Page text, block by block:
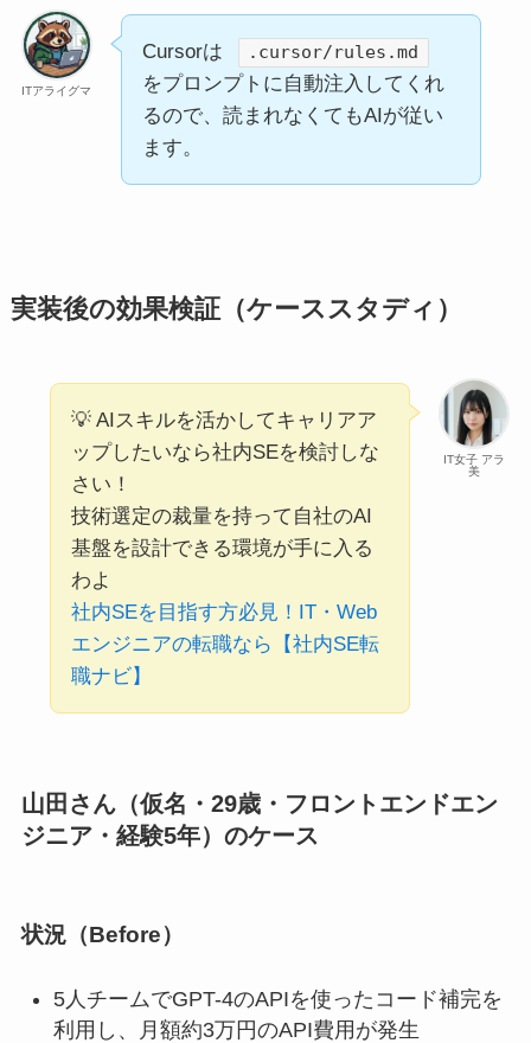
ITアライグマ
Cursorは .cursor/rules.md
をプロンプトに自動注入してくれ
るので、読まれなくてもAIが従い
ます。
実装後の効果検証（ケーススタディ）
IT女子 アラ
美
💡 AIスキルを活かしてキャリアア
ップしたいなら社内SEを検討しな
さい！
技術選定の裁量を持って自社のAI
基盤を設計できる環境が手に入る
わよ
社内SEを目指す方必見！IT・Web
エンジニアの転職なら【社内SE転
職ナビ】
山田さん（仮名・29歳・フロントエンドエン
ジニア・経験5年）のケース
状況（Before）
5人チームでGPT-4のAPIを使ったコード補完を
利用し、月額約3万円のAPI費用が発生